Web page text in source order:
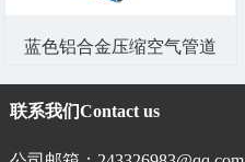
蓝色铝合金压缩空气管道
联系我们Contact us